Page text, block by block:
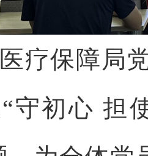
保障局党
守初心 担